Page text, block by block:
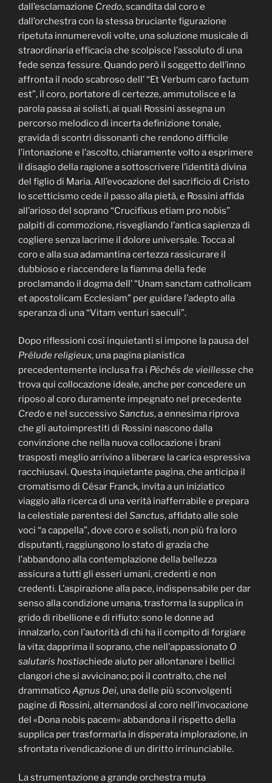
dall’esclamazione Credo, scandita dal coro e
dall’orchestra con la stessa bruciante figurazione
ripetuta innumerevoli volte, una soluzione musicale di
straordinaria efficacia che scolpisce l’assoluto di una
fede senza fessure. Quando però il soggetto dell’inno
affronta il nodo scabroso dell’ “Et Verbum caro factum
est”, il coro, portatore di certezze, ammutolisce e la
parola passa ai solisti, ai quali Rossini assegna un
percorso melodico di incerta definizione tonale,
gravida di scontri dissonanti che rendono difficile
l’intonazione e l’ascolto, chiaramente volto a esprimere
il disagio della ragione a sottoscrivere l’identità divina
del figlio di Maria. All’evocazione del sacrificio di Cristo
lo scetticismo cede il passo alla pietà, e Rossini affida
all’arioso del soprano “Crucifixus etiam pro nobis”
palpiti di commozione, risvegliando l’antica sapienza di
cogliere senza lacrime il dolore universale. Tocca al
coro e alla sua adamantina certezza rassicurare il
dubbioso e riaccendere la fiamma della fede
proclamando il dogma dell’ “Unam sanctam catholicam
et apostolicam Ecclesiam” per guidare l’adepto alla
speranza di una “Vitam venturi saeculi”.
Dopo riflessioni così inquietanti si impone la pausa del
Prélude religieux, una pagina pianistica
precedentemente inclusa fra i Péchés de vieillesseche
trova qui collocazione ideale, anche per concedere un
riposo al coro duramente impegnato nel precedente
Credoe nel successivoSanctus, a ennesima riprova
che gli autoimprestiti di Rossini nascono dalla
convinzione che nella nuova collocazione i brani
trasposti meglio arrivino a liberare la carica espressiva
racchiusavi. Questa inquietante pagina, che anticipa il
cromatismo di César Franck, invita a un iniziatico
viaggio alla ricerca di una verità inafferrabile e prepara
la celestiale parentesi del Sanctus, affidato alle sole
voci “a cappella”, dove coro e solisti, non più fra loro
disputanti, raggiungono lo stato di grazia che
l’abbandono alla contemplazione della bellezza
assicura a tutti gli esseri umani, credenti e non
credenti. L’aspirazione alla pace, indispensabile per dar
senso alla condizione umana, trasforma la supplica in
grido di ribellione e di rifiuto: sono le donne ad
innalzarlo, con l’autorità di chi ha il compito di forgiare
la vita; dapprima il soprano, che nell’appassionato O
salutaris hostiachiede aiuto per allontanare i bellici
clangori che si avvicinano; poi il contralto, che nel
drammaticoAgnus Dei, una delle più sconvolgenti
pagine di Rossini, alternandosi al coro nell’invocazione
del «Dona nobis pacem» abbandona il rispetto della
supplica per trasformarla in disperata implorazione, in
sfrontata rivendicazione di un diritto irrinunciabile.
La strumentazione a grande orchestra muta